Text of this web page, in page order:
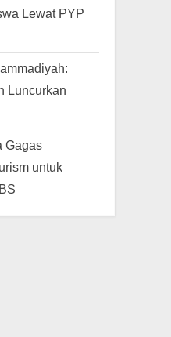
Lewat PYP
Luncurkan
Gagas
untuk